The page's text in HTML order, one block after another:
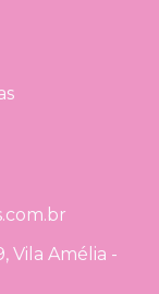
Vila Amélia -